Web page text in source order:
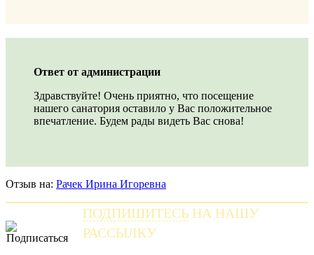
Ответ от администрации
Здравствуйте! Очень приятно, что посещение
нашего санатория оставило у Вас положительное
впечатление. Будем рады видеть Вас снова!
Отзыв на: Рачек Ирина Игоревна
ПОДПИШИТЕСЬ НА НАШУ
РАССЫЛКУ